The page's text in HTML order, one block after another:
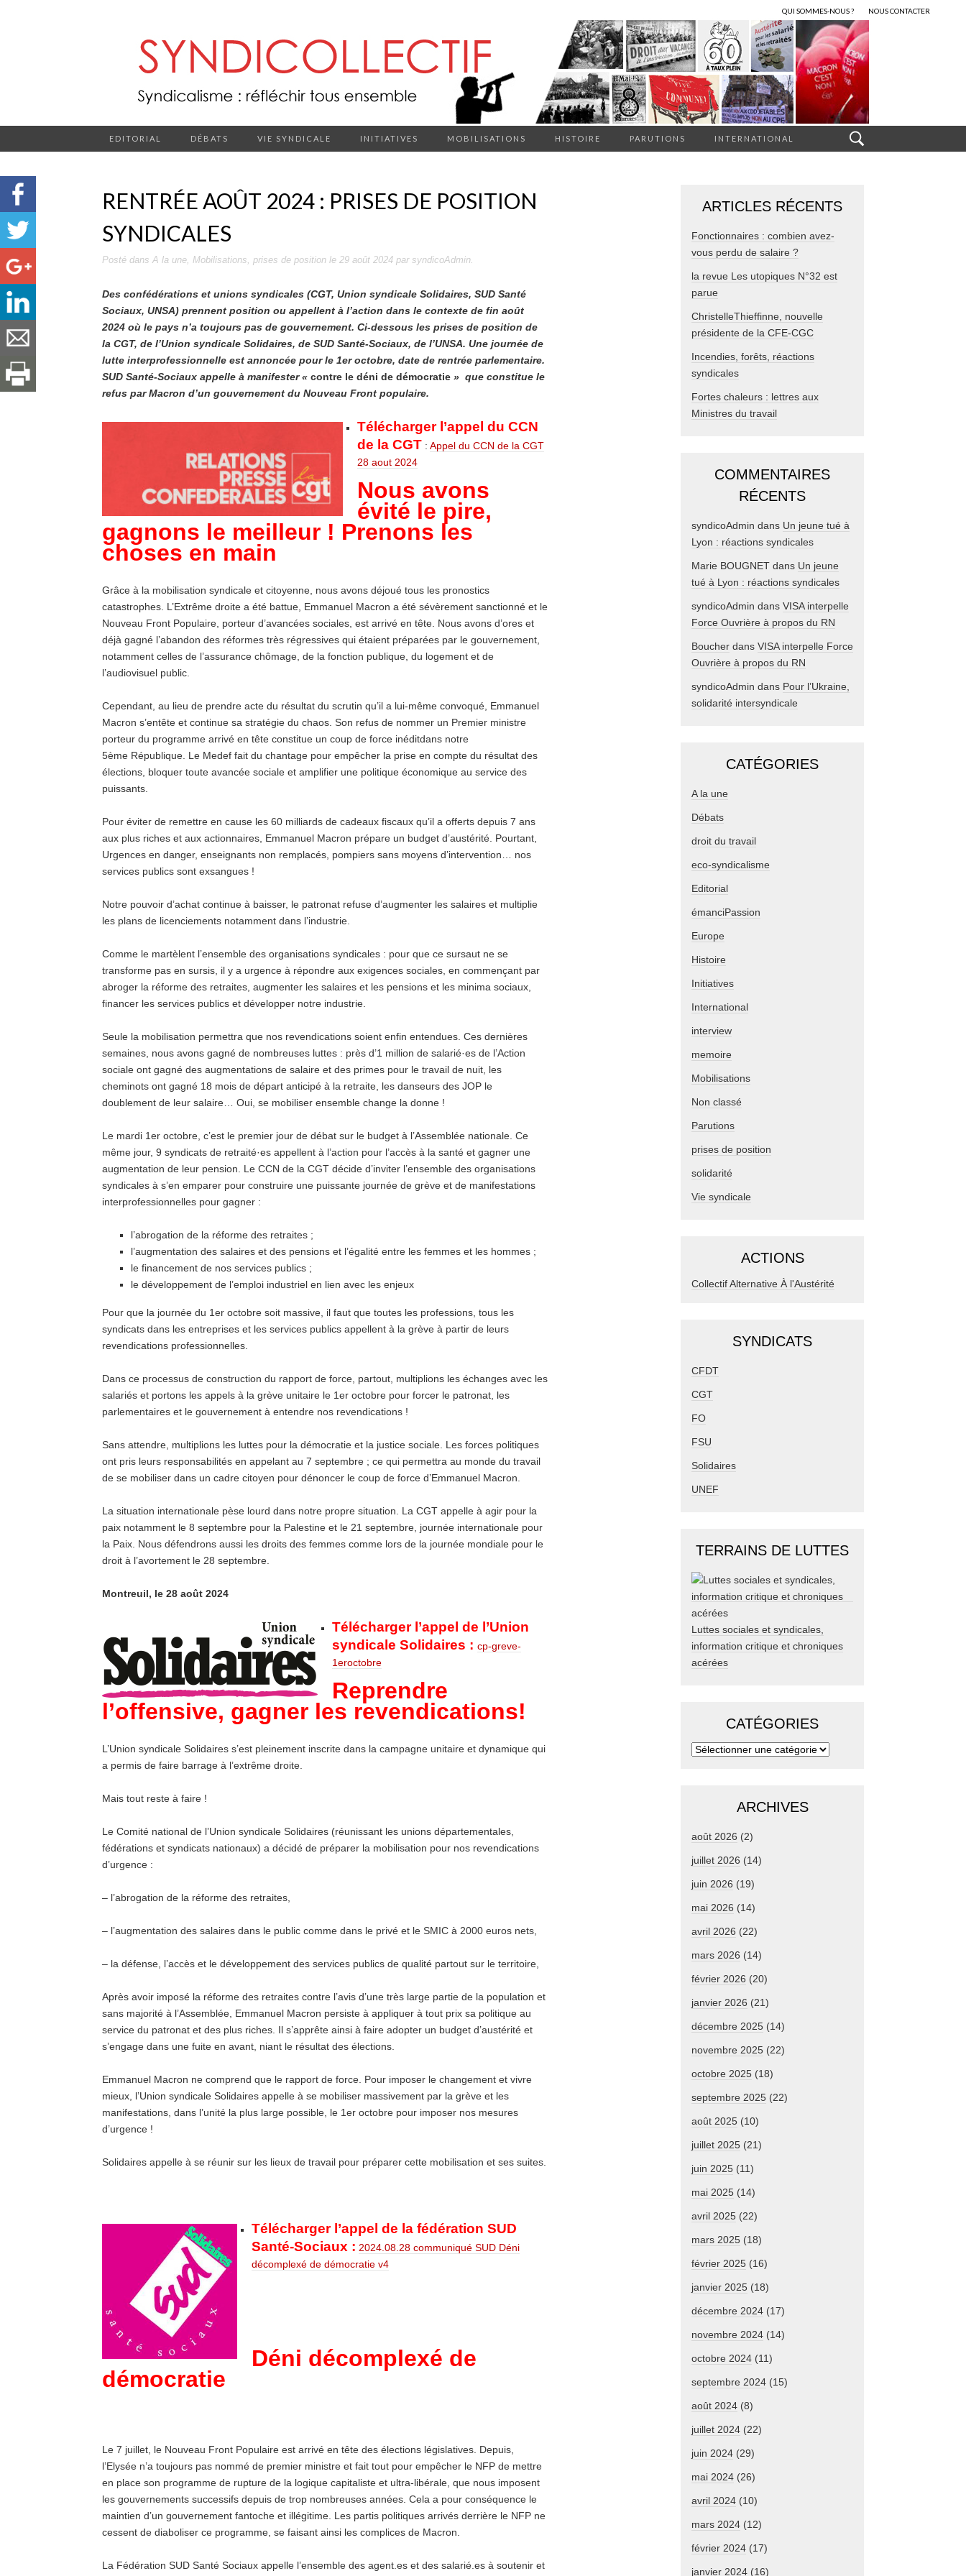
QUI SOMMES-NOUS ? NOUS CONTACTER
EDITORIAL DÉBATS VIE SYNDICALE INITIATIVES MOBILISATIONS HISTOIRE PARUTIONS INTERNATIONAL
RENTRÉE AOÛT 2024 : PRISES DE POSITION
SYNDICALES
Posté dans A la une, Mobilisations, prises de position le 29 août 2024 par syndicoAdmin.
Des confédérations et unions syndicales (CGT, Union syndicale Solidaires, SUD Santé
Sociaux, UNSA) prennent position ou appellent à l’action dans le contexte de fin août
2024 où le pays n’a toujours pas de gouvernement. Ci-dessous les prises de position de
la CGT, de l’Union syndicale Solidaires, de SUD Santé-Sociaux, de l’UNSA. Une journée de
lutte interprofessionnelle est annoncée pour le 1er octobre, date de rentrée parlementaire.
SUD Santé-Sociaux appelle à manifester « contre le déni de démocratie » que constitue le
refus par Macron d’un gouvernement du Nouveau Front populaire.
Télécharger l’appel du CCN
de la CGT : Appel du CCN de la CGT
28 aout 2024
Nous avons
évité le pire,
gagnons le meilleur ! Prenons les
choses en main
Grâce à la mobilisation syndicale et citoyenne, nous avons déjoué tous les pronostics
catastrophes. L’Extrême droite a été battue, Emmanuel Macron a été sévèrement sanctionné et le
Nouveau Front Populaire, porteur d’avancées sociales, est arrivé en tête. Nous avons d’ores et
déjà gagné l’abandon des réformes très régressives qui étaient préparées par le gouvernement,
notamment celles de l’assurance chômage, de la fonction publique, du logement et de
l’audiovisuel public.
Cependant, au lieu de prendre acte du résultat du scrutin qu’il a lui-même convoqué, Emmanuel
Macron s’entête et continue sa stratégie du chaos. Son refus de nommer un Premier ministre
porteur du programme arrivé en tête constitue un coup de force inéditdans notre
5ème République. Le Medef fait du chantage pour empêcher la prise en compte du résultat des
élections, bloquer toute avancée sociale et amplifier une politique économique au service des
puissants.
Pour éviter de remettre en cause les 60 milliards de cadeaux fiscaux qu’il a offerts depuis 7 ans
aux plus riches et aux actionnaires, Emmanuel Macron prépare un budget d’austérité. Pourtant,
Urgences en danger, enseignants non remplacés, pompiers sans moyens d’intervention… nos
services publics sont exsangues !
Notre pouvoir d’achat continue à baisser, le patronat refuse d’augmenter les salaires et multiplie
les plans de licenciements notamment dans l’industrie.
Comme le martèlent l’ensemble des organisations syndicales : pour que ce sursaut ne se
transforme pas en sursis, il y a urgence à répondre aux exigences sociales, en commençant par
abroger la réforme des retraites, augmenter les salaires et les pensions et les minima sociaux,
financer les services publics et développer notre industrie.
Seule la mobilisation permettra que nos revendications soient enfin entendues. Ces dernières
semaines, nous avons gagné de nombreuses luttes : près d’1 million de salarié·es de l’Action
sociale ont gagné des augmentations de salaire et des primes pour le travail de nuit, les
cheminots ont gagné 18 mois de départ anticipé à la retraite, les danseurs des JOP le
doublement de leur salaire… Oui, se mobiliser ensemble change la donne !
Le mardi 1er octobre, c’est le premier jour de débat sur le budget à l’Assemblée nationale. Ce
même jour, 9 syndicats de retraité·es appellent à l’action pour l’accès à la santé et gagner une
augmentation de leur pension. Le CCN de la CGT décide d’inviter l’ensemble des organisations
syndicales à s’en emparer pour construire une puissante journée de grève et de manifestations
interprofessionnelles pour gagner :
l’abrogation de la réforme des retraites ;
l’augmentation des salaires et des pensions et l’égalité entre les femmes et les hommes ;
le financement de nos services publics ;
le développement de l’emploi industriel en lien avec les enjeux
Pour que la journée du 1er octobre soit massive, il faut que toutes les professions, tous les
syndicats dans les entreprises et les services publics appellent à la grève à partir de leurs
revendications professionnelles.
Dans ce processus de construction du rapport de force, partout, multiplions les échanges avec les
salariés et portons les appels à la grève unitaire le 1er octobre pour forcer le patronat, les
parlementaires et le gouvernement à entendre nos revendications !
Sans attendre, multiplions les luttes pour la démocratie et la justice sociale. Les forces politiques
ont pris leurs responsabilités en appelant au 7 septembre ; ce qui permettra au monde du travail
de se mobiliser dans un cadre citoyen pour dénoncer le coup de force d’Emmanuel Macron.
La situation internationale pèse lourd dans notre propre situation. La CGT appelle à agir pour la
paix notamment le 8 septembre pour la Palestine et le 21 septembre, journée internationale pour
la Paix. Nous défendrons aussi les droits des femmes comme lors de la journée mondiale pour le
droit à l’avortement le 28 septembre.
Montreuil, le 28 août 2024
Télécharger l’appel de l’Union
syndicale Solidaires : cp-greve-
1eroctobre
Reprendre
l’offensive, gagner les revendications!
L’Union syndicale Solidaires s’est pleinement inscrite dans la campagne unitaire et dynamique qui
a permis de faire barrage à l’extrême droite.
Mais tout reste à faire !
Le Comité national de l’Union syndicale Solidaires (réunissant les unions départementales,
fédérations et syndicats nationaux) a décidé de préparer la mobilisation pour nos revendications
d’urgence :
– l’abrogation de la réforme des retraites,
– l’augmentation des salaires dans le public comme dans le privé et le SMIC à 2000 euros nets,
– la défense, l’accès et le développement des services publics de qualité partout sur le territoire,
Après avoir imposé la réforme des retraites contre l’avis d’une très large partie de la population et
sans majorité à l’Assemblée, Emmanuel Macron persiste à appliquer à tout prix sa politique au
service du patronat et des plus riches. Il s’apprête ainsi à faire adopter un budget d’austérité et
s’engage dans une fuite en avant, niant le résultat des élections.
Emmanuel Macron ne comprend que le rapport de force. Pour imposer le changement et vivre
mieux, l’Union syndicale Solidaires appelle à se mobiliser massivement par la grève et les
manifestations, dans l’unité la plus large possible, le 1er octobre pour imposer nos mesures
d’urgence !
Solidaires appelle à se réunir sur les lieux de travail pour préparer cette mobilisation et ses suites.
Télécharger l’appel de la fédération SUD
Santé-Sociaux : 2024.08.28 communiqué SUD Déni
décomplexé de démocratie v4
Déni décomplexé de
démocratie
Le 7 juillet, le Nouveau Front Populaire est arrivé en tête des élections législatives. Depuis,
l’Elysée n’a toujours pas nommé de premier ministre et fait tout pour empêcher le NFP de mettre
en place son programme de rupture de la logique capitaliste et ultra-libérale, que nous imposent
les gouvernements successifs depuis de trop nombreuses années. Cela a pour conséquence le
maintien d’un gouvernement fantoche et illégitime. Les partis politiques arrivés derrière le NFP ne
cessent de diaboliser ce programme, se faisant ainsi les complices de Macron.
La Fédération SUD Santé Sociaux appelle l’ensemble des agent.es et des salarié.es à soutenir et
ARTICLES RÉCENTS
Fonctionnaires : combien avez-
vous perdu de salaire ?
la revue Les utopiques N°32 est
parue
ChristelleThieffinne, nouvelle
présidente de la CFE-CGC
Incendies, forêts, réactions
syndicales
Fortes chaleurs : lettres aux
Ministres du travail
COMMENTAIRES
RÉCENTS
syndicoAdmin dans Un jeune tué à
Lyon : réactions syndicales
Marie BOUGNET dans Un jeune
tué à Lyon : réactions syndicales
syndicoAdmin dans VISA interpelle
Force Ouvrière à propos du RN
Boucher dans VISA interpelle Force
Ouvrière à propos du RN
syndicoAdmin dans Pour l’Ukraine,
solidarité intersyndicale
CATÉGORIES
A la une
Débats
droit du travail
eco-syndicalisme
Editorial
émanciPassion
Europe
Histoire
Initiatives
International
interview
memoire
Mobilisations
Non classé
Parutions
prises de position
solidarité
Vie syndicale
ACTIONS
Collectif Alternative À l'Austérité
SYNDICATS
CFDT
CGT
FO
FSU
Solidaires
UNEF
TERRAINS DE LUTTES
Luttes sociales et syndicales,
information critique et chroniques
acérées
CATÉGORIES
ARCHIVES
août 2026 (2)
juillet 2026 (14)
juin 2026 (19)
mai 2026 (14)
avril 2026 (22)
mars 2026 (14)
février 2026 (20)
janvier 2026 (21)
décembre 2025 (14)
novembre 2025 (22)
octobre 2025 (18)
septembre 2025 (22)
août 2025 (10)
juillet 2025 (21)
juin 2025 (11)
mai 2025 (14)
avril 2025 (22)
mars 2025 (18)
février 2025 (16)
janvier 2025 (18)
décembre 2024 (17)
novembre 2024 (14)
octobre 2024 (11)
septembre 2024 (15)
août 2024 (8)
juillet 2024 (22)
juin 2024 (29)
mai 2024 (26)
avril 2024 (10)
mars 2024 (12)
février 2024 (17)
janvier 2024 (16)